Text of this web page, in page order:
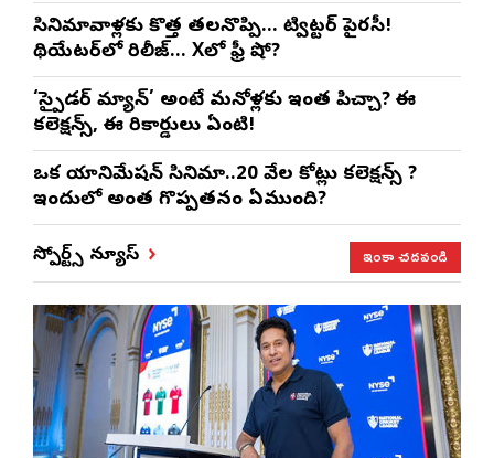
సినిమావాళ్లకు కొత్త తలనొప్పి… ట్విట్టర్ పైరసీ!
థియేటర్‌లో రిలీజ్… Xలో ఫ్రీ షో?
‘స్పైడర్ మ్యాన్’ అంటే మనోళ్లకు ఇంత పిచ్చా? ఈ
కలెక్షన్స్, ఈ రికార్డులు ఏంటి!
ఒక యానిమేషన్ సినిమా..20 వేల కోట్లు కలెక్షన్స్ ?
ఇందులో అంత గొప్పతనం ఏముంది?
స్పోర్ట్స్ న్యూస్ ఇంకా చదవండి